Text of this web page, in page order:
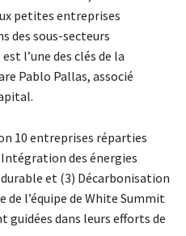
petites entreprises
des sous-secteurs
l’une des clés de la
Pablo Pallas, associé
10 entreprises réparties
des énergies
et (3) Décarbonisation
de l’équipe de White Summit
guidées dans leurs efforts de